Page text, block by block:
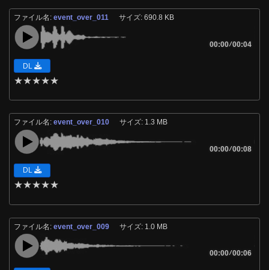
ファイル名:event_over_011 サイズ: 690.8 KB
00:00/00:04
DL
★★★★★
ファイル名:event_over_010 サイズ: 1.3 MB
00:00/00:08
DL
★★★★★
ファイル名:event_over_009 サイズ: 1.0 MB
00:00/00:06